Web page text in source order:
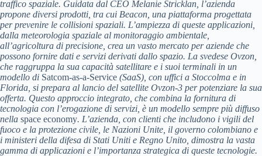
traffico spaziale. Guidata dal CEO Melanie Stricklan, l’azienda
propone diversi prodotti, tra cui Beacon, una piattaforma progettata
per prevenire le collisioni spaziali. L’ampiezza di queste applicazioni,
dalla meteorologia spaziale al monitoraggio ambientale,
all’agricoltura di precisione, crea un vasto mercato per aziende che
possono fornire dati e servizi derivati dallo spazio. La svedese Ovzon,
che raggruppa la sua capacità satellitare e i suoi terminali in un
modello di Satcom-as-a-Service (SaaS), con uffici a Stoccolma e in
Florida, si prepara al lancio del satellite Ovzon-3 per potenziare la sua
offerta. Questo approccio integrato, che combina la fornitura di
tecnologia con l’erogazione di servizi, è un modello sempre più diffuso
nella space economy. L’azienda, con clienti che includono i vigili del
fuoco e la protezione civile, le Nazioni Unite, il governo colombiano e
i ministeri della difesa di Stati Uniti e Regno Unito, dimostra la vasta
gamma di applicazioni e l’importanza strategica di queste tecnologie.